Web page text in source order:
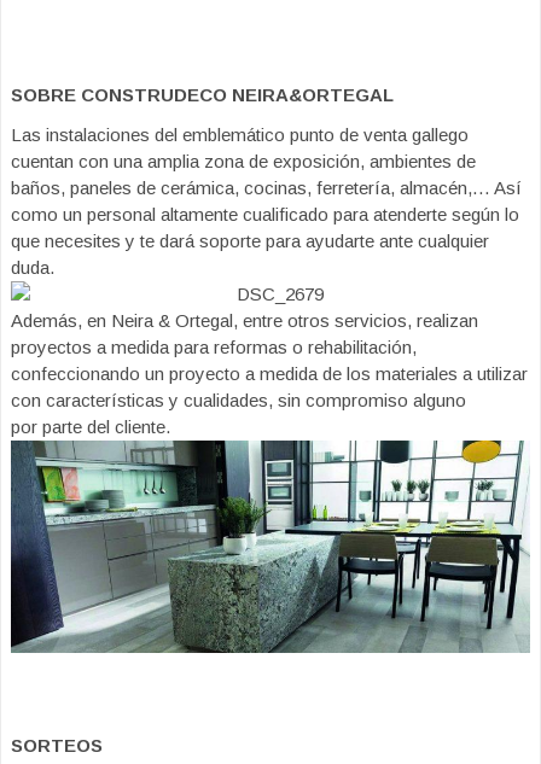
SOBRE CONSTRUDECO NEIRA&ORTEGAL
Las instalaciones del emblemático punto de venta gallego
cuentan con una amplia zona de exposición, ambientes de
baños, paneles de cerámica, cocinas, ferretería, almacén,… Así
como un personal altamente cualificado para atenderte según lo
que necesites y te dará soporte para ayudarte ante cualquier
duda.
Además, en Neira & Ortegal, entre otros servicios, realizan
proyectos a medida para reformas o rehabilitación,
confeccionando un proyecto a medida de los materiales a utilizar
con características y cualidades, sin compromiso alguno
por parte del cliente.
SORTEOS